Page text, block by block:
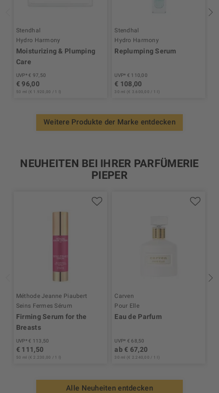
Stendhal
Hydro Harmony
Moisturizing & Plumping
Care
UVP* € 97,50
€ 96,00
50 ml (€ 1.920,00 / 1 l)
Stendhal
Hydro Harmony
Replumping Serum
UVP* € 110,00
€ 108,00
30 ml (€ 3.600,00 / 1 l)
Weitere Produkte der Marke entdecken
NEUHEITEN BEI IHRER PARFÜMERIE
PIEPER
Méthode Jeanne Piaubert
Seins Fermes Sérum
Firming Serum for the
Breasts
UVP* € 113,50
€ 111,50
50 ml (€ 2.230,00 / 1 l)
Carven
Pour Elle
Eau de Parfum
UVP* € 68,50
ab € 67,20
30 ml (€ 2.240,00 / 1 l)
Alle Neuheiten entdecken